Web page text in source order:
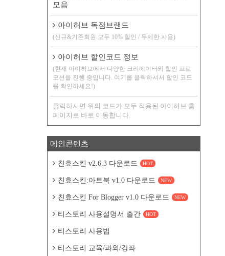
모음
아이허브 독점브랜드
(신규&기존회원 모두 10% 할인 / 무제한 사용)
아이허브 할인코드 정보
(현재 아이허브에서 다양한 크리에이터와 할인 프로
모션을 진행 중입니다. 여기를 클릭하셔서 할인 코드
를 확인하세요!)
클릭하시면 위의 코드가 모두 적용된 아이허브 홈
페이지로 바로 이동합니다.
메인콘텐츠
친효스킨 v2.6.3 다운로드 HOT
친효스킨:아트북 v1.0 다운로드 NEW
친효스킨 For Blogger v1.0 다운로드 NEW
티스토리 사용설명서 출간 HOT
티스토리 사용법
티스토리 교육/과외/강좌